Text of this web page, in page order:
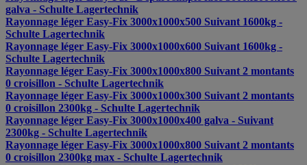
galva - Schulte Lagertechnik
Rayonnage léger Easy-Fix 3000x1000x500 Suivant 1600kg -
Schulte Lagertechnik
Rayonnage léger Easy-Fix 3000x1000x600 Suivant 1600kg -
Schulte Lagertechnik
Rayonnage léger Easy-Fix 3000x1000x800 Suivant 2 montants
0 croisillon - Schulte Lagertechnik
Rayonnage léger Easy-Fix 3000x1000x300 Suivant 2 montants
0 croisillon 2300kg - Schulte Lagertechnik
Rayonnage léger Easy-Fix 3000x1000x400 galva - Suivant
2300kg - Schulte Lagertechnik
Rayonnage léger Easy-Fix 3000x1000x800 Suivant 2 montants
0 croisillon 2300kg max - Schulte Lagertechnik